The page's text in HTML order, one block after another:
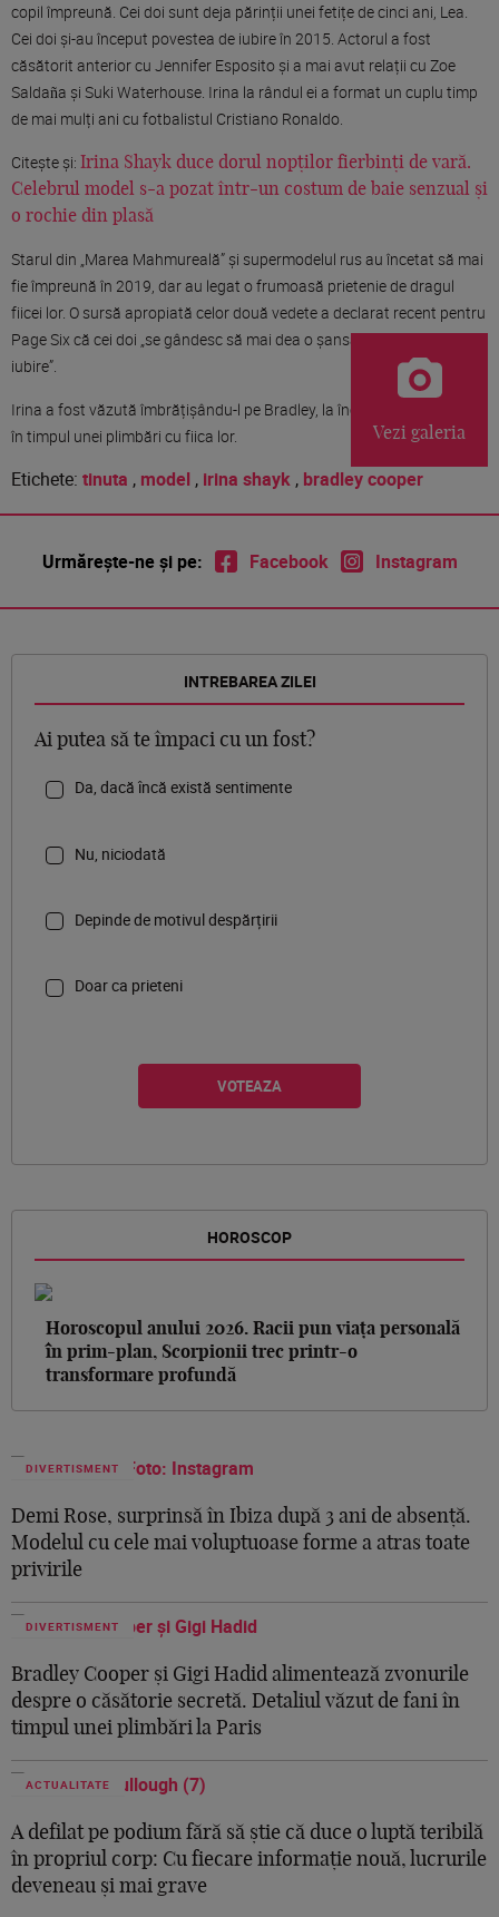
copil împreună. Cei doi sunt deja părinții unei fetițe de cinci ani, Lea.
Cei doi și-au început povestea de iubire în 2015. Actorul a fost
căsătorit anterior cu Jennifer Esposito și a mai avut relații cu Zoe
Saldaña și Suki Waterhouse. Irina la rândul ei a format un cuplu timp
de mai mulți ani cu fotbalistul Cristiano Ronaldo.
Citește și: Irina Shayk duce dorul nopților fierbinți de vară.
Celebrul model s-a pozat într-un costum de baie senzual și
o rochie din plasă
Starul din „Marea Mahmureală” și supermodelul rus au încetat să mai
fie împreună în 2019, dar au legat o frumoasă prietenie de dragul
fiicei lor. O sursă apropiată celor două vedete a declarat recent pentru
Page Six că cei doi „se gândesc să mai dea o șansă poveștii lor de
iubire”.
Irina a fost văzută îmbrățișându-l pe Bradley, la începutul acestei luni,
în timpul unei plimbări cu fiica lor.
Vezi galeria
Etichete: tinuta , model, irina shayk, bradley cooper
Urmărește-ne și pe: Facebook Instagram
INTREBAREA ZILEI
Ai putea să te împaci cu un fost?
Da, dacă încă există sentimente
Nu, niciodată
Depinde de motivul despărțirii
Doar ca prieteni
HOROSCOP
Horoscopul anului 2026. Racii pun viața personală
în prim-plan, Scorpionii trec printr-o
transformare profundă
DIVERTISMENT
Demi Rose, surprinsă în Ibiza după 3 ani de absență.
Modelul cu cele mai voluptuoase forme a atras toate
privirile
DIVERTISMENT
Bradley Cooper și Gigi Hadid alimentează zvonurile
despre o căsătorie secretă. Detaliul văzut de fani în
timpul unei plimbări la Paris
ACTUALITATE
A defilat pe podium fără să știe că duce o luptă teribilă
în propriul corp: Cu fiecare informație nouă, lucrurile
deveneau și mai grave